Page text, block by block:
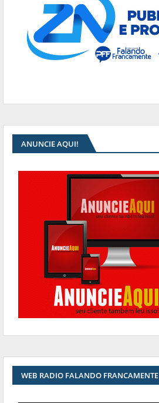
ANUNCIE AQUI!
WEB RADIO FALANDO FRANCAMENTE